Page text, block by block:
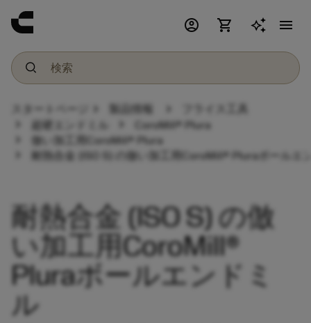
account_circle shopping_cart menu
chevron_right chevron_right
CoroMill® Plura
chevron_right 倣い加工用CoroMill® Plura
chevron_right 耐熱合金 (ISO S) の倣い加工用CoroMill® Pluraボールエ
耐熱合金 (ISO S) の倣
い加工用CoroMill®
Pluraボールエンドミ
ル